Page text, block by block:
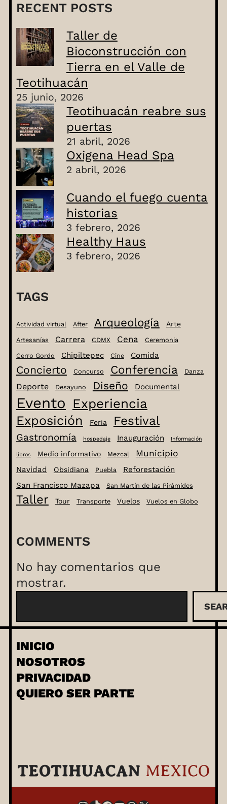
RECENT POSTS
Taller de
Bioconstrucción con
Tierra en el Valle de
Teotihuacán
25 junio, 2026
Teotihuacán reabre sus
puertas
21 abril, 2026
Oxigena Head Spa
2 abril, 2026
Cuando el fuego cuenta
historias
3 febrero, 2026
Healthy Haus
3 febrero, 2026
TAGS
Actividad virtual After Arqueología Arte
Artesanías Carrera CDMX Cena Ceremonia
Cerro Gordo Chipiltepec Cine Comida
Concierto Concurso Conferencia Danza
Deporte Desayuno Diseño Documental
Evento Experiencia
Exposición Feria Festival
Gastronomía hospedaje Inauguración Información
libros Medio informativo Mezcal Municipio
Navidad Obsidiana Puebla
Reforestación
San Francisco Mazapa
San Martín de las Pirámides
Taller Tour Transporte Vuelos Vuelos en Globo
COMMENTS
No hay comentarios que
mostrar.
s
c
a
r
INICIO
NOSOTROS
PRIVACIDAD
QUIERO SER PARTE